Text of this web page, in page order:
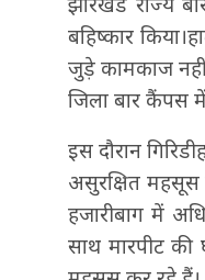
बहिष्कार
जुड़े कामकाज नहीं
जिला बार कैंपस में
इस दौरान
असुरक्षित महसूस
हजारीबाग में
साथ मारपीट